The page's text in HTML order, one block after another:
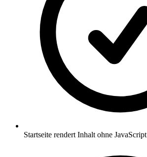
Startseite rendert Inhalt ohne JavaScript